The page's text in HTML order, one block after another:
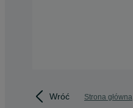
Wróć Strona główna